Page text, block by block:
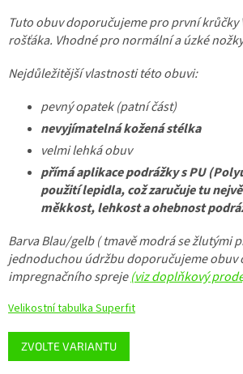
ZVOLTE VARIANTU
Tuto obuv doporučujeme pro první krůčky
rošťáka. Vhodné pro normální a úzké
Nejdůležitější vlastnosti této obuvi:
pevný opatek (patní část)
nevyjímatelná kožená stélka
velmi lehká obuv
přímá aplikace podrážky s PU
použití lepidla, což zaručuje tu
měkkost, lehkost a ohebnost
Barva Blau/gelb ( tmavě modrá se žlutými
jednoduchou údržbu doporučujeme obuv
impregnačního spreje(viz doplňkový
Velikostní tabulka Superfit